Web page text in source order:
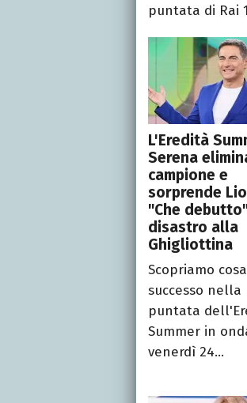
puntata di Rai
L'Eredità
Serena
campione e
sorprende
"Che
disastro alla
Ghigliottina
Scopriamo
successo nella
puntata
Summer in
venerdì 24...